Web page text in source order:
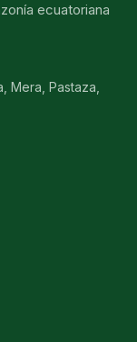
ecuatoriana
Mera, Pastaza,